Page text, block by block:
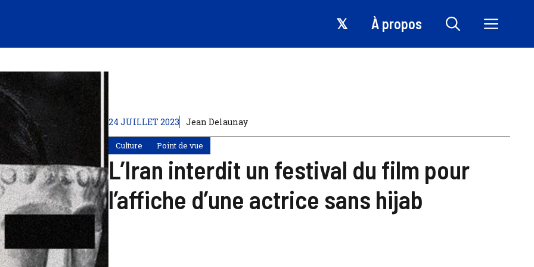
𝕏 À propos
24 JUILLET 2023 Jean Delaunay
Culture Point de vue
L’Iran interdit un festival du film pour
l’affiche d’une actrice sans hijab